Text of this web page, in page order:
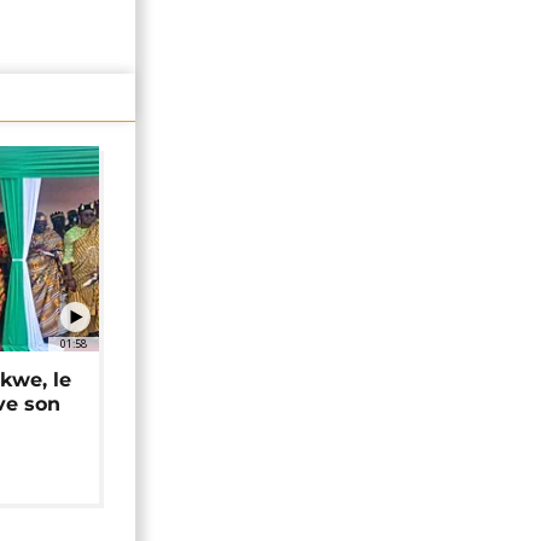
01:58
le
son